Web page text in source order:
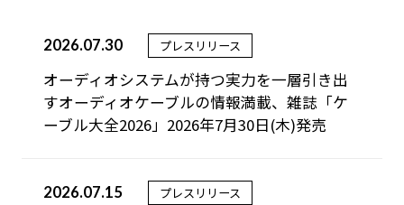
2026.07.30 プレスリリース
オーディオシステムが持つ実力を一層引き出
すオーディオケーブルの情報満載、雑誌「ケ
ーブル大全2026」2026年7月30日(木)発売
2026.07.15 プレスリリース